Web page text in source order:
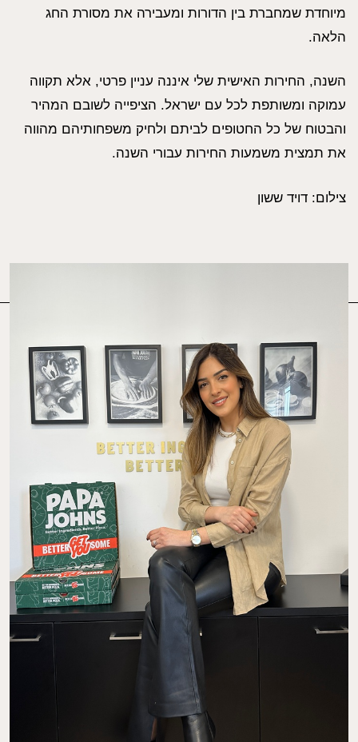
מיוחדת שמחברת בין הדורות ומעבירה את מסורת החג
הלאה.
השנה, החירות האישית שלי איננה עניין פרטי, אלא תקווה
עמוקה ומשותפת לכל עם ישראל. הציפייה לשובם המהיר
והבטוח של כל החטופים לביתם ולחיק משפחותיהם מהווה
את תמצית משמעות החירות עבורי השנה.
צילום: דויד ששון